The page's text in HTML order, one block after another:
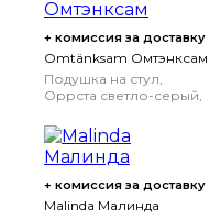
+ комиссия за доставку
Omtänksam Омтэнксам
Подушка на стул,
Оррста светло-серый,
+ комиссия за доставку
Malinda Малинда